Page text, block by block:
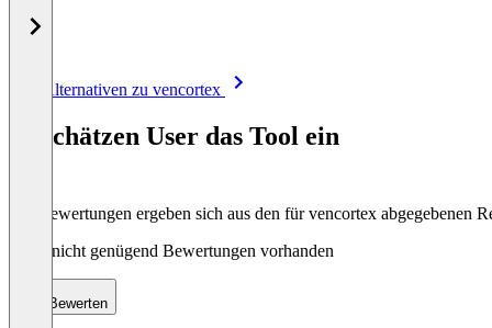
Alle Alternativen zu vencortex
So schätzen User das Tool ein
Die Bewertungen ergeben sich aus den für vencortex abgegebenen
Noch nicht genügend Bewertungen vorhanden
Bewerten